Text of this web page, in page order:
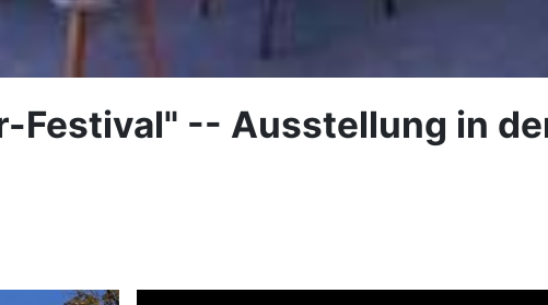
Festival" -- Ausstellung in